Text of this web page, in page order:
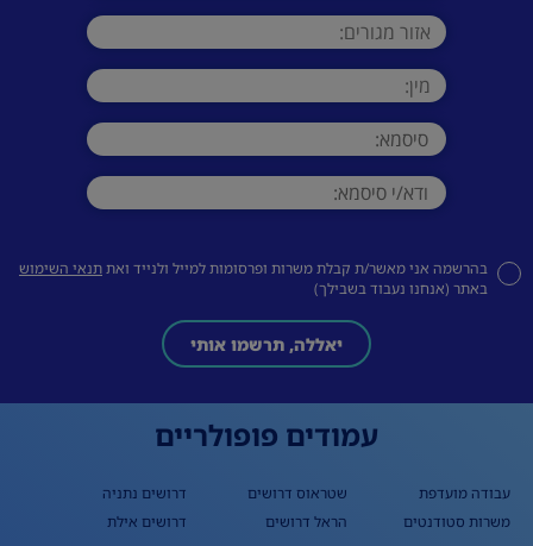
בהרשמה אני מאשר/ת קבלת משרות ופרסומות למייל ולנייד ואתתנאי השימוש
באתר (אנחנו נעבוד בשבילך)
יאללה, תרשמו אותי
עמודים פופולריים
עבודה מועדפת
משרות סטודנטים
שטראוס דרושים
הראל דרושים
דרושים נתניה
דרושים אילת